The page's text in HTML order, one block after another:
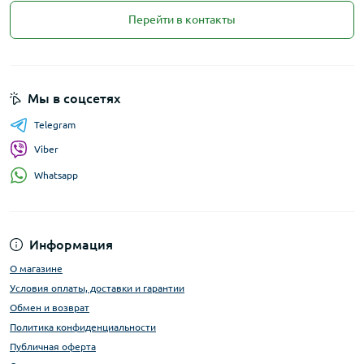
Перейти в контакты
Информация
О магазине
Условия оплаты, доставки и гарантии
Обмен и возврат
Политика конфиденциальности
Публичная оферта
Мы в соцсетях
Telegram
Viber
Whatsapp